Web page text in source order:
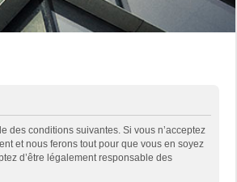
des conditions suivantes. Si vous n’acceptez
et nous ferons tout pour que vous en soyez
d’être légalement responsable des